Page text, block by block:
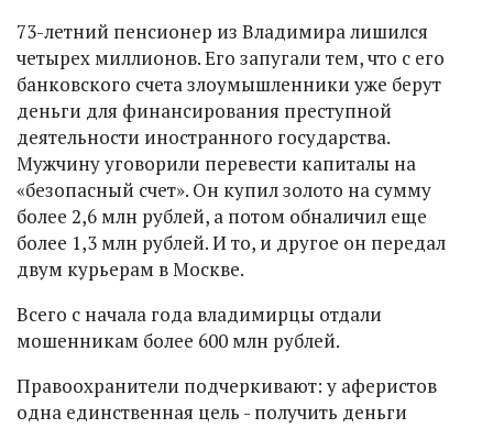
73-летний пенсионер из Владимира лишился
четырех миллионов. Его запугали тем, что с его
банковского счета злоумышленники уже берут
деньги для финансирования преступной
деятельности иностранного государства.
Мужчину уговорили перевести капиталы на
«безопасный счет». Он купил золото на сумму
более 2,6 млн рублей, а потом обналичил еще
более 1,3 млн рублей. И то, и другое он передал
двум курьерам в Москве.
Всего с начала года владимирцы отдали
мошенникам более 600 млн рублей.
Правоохранители подчеркивают: у аферистов
одна единственная цель - получить деньги